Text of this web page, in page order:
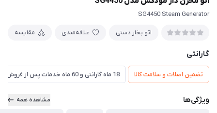
SG4450 Steam Generator
اتو بخار دستی علاقه‌مندی مقایسه
گارانتی
تضمین اصلات و سلامت کالا 18 ماه گارانتی و 60 ماه خدمات پس از فروش و ضمانت تعویض
ویژگی‌ها مشاهده همه